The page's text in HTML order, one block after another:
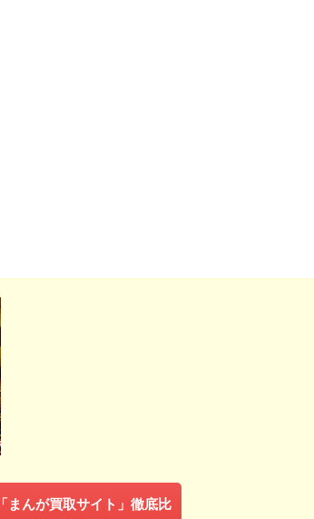
まんが買取サイト」徹底比